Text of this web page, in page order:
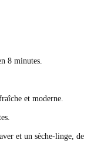
8 minutes.
et moderne.
et un sèche-linge, de